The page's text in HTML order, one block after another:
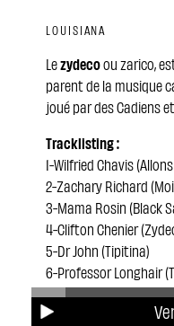
LOUISIANA
Lezydecoou zarico,
parent de la musique
joué par des Cadiens
Tracklisting :
1-Wilfried Chavis
2-Zachary Richard
3-Mama Rosin (Black
4-Clifton Chenier
5-Dr John (Tipitina)
6-Professor Longhair
7-Carriere Brothers
8-Henry Grey (I'm A